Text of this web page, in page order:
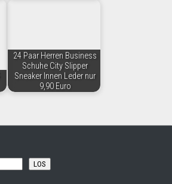
24 Paar Herren Business
Schuhe City Slipper
Sneaker Innen Leder nur
9,90 Euro
LOS